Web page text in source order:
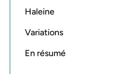
Haleine
Variations
En résumé